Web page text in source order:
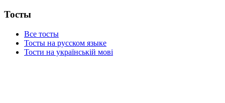
Тосты
Все тосты
Тосты на русском языке
Тости на українській мові